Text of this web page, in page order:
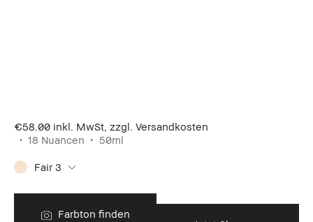
€58.00 inkl. MwSt, zzgl. Versandkosten
18 Nuancen
50ml
Fair 3
Farbton finden